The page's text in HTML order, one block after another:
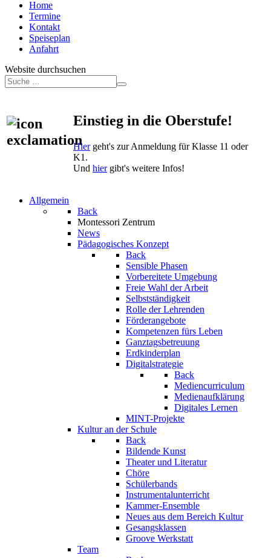
Home
Termine
Kontakt
Speiseplan
Anfahrt
Website durchsuchen
Einstieg in die Oberstufe!
Hiergeht's zur Anmeldung für Klasse 11 oder
K1.
Und hiergibt's weitere Infos!
Allgemein
Back
Montessori Zentrum
News
Pädagogisches Konzept
Back
Sensible Phasen
Vorbereitete Umgebung
Freie Wahl der Arbeit
Selbstständigkeit
Rolle der Lehrenden
Förderangebote
Kompetenzen fürs Leben
Ganztagsbetreuung
Erdkinderplan
Digitalstrategie
Back
Mediencurriculum
Medienaufklärung
Digitales Lernen
MINT-Projekte
Kultur an der Schule
Back
Bildende Kunst
Theater und Literatur
Chöre
Schülerbands
Instrumentalunterricht
Kammer-Ensemble
Neues aus dem Bereich Kultur
Gesangsklassen
Groove Werkstatt
Team